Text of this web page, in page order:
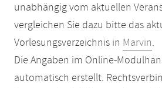
unabhängig vom aktuellen
vergleichen Sie dazu bitte das
Vorlesungsverzeichnis in Marvin.
Die Angaben im Online-
automatisch erstellt.